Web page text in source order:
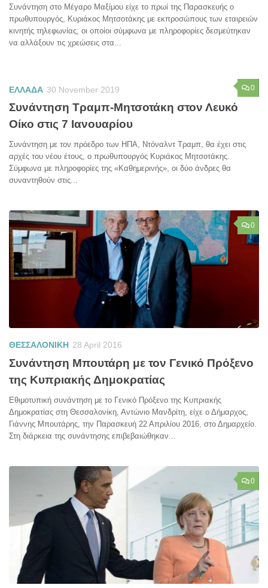
Συνάντηση στο Μέγαρο Μαξίμου είχε το πρωί της Παρασκευής ο
πρωθυπουργός, Κυριάκος Μητσοτάκης με εκπροσώπους των εταιρειών
κινητής τηλεφωνίας, οι οποίοι σύμφωνα με πληροφορίες δεσμεύτηκαν
να αλλάξουν τις χρεώσεις στα...
0
ΕΛΛΑΔΑ 30 November 2019
Συνάντηση Τραμπ-Μητσοτάκη στον Λευκό
Οίκο στις 7 Ιανουαρίου
Συνάντηση με τον πρόεδρο των ΗΠΑ, Ντόναλντ Τραμπ, θα έχει στις
αρχές του νέου έτους, ο πρωθυπουργός Κυριάκος Μητσοτάκης.
Σύμφωνα με πληροφορίες της «Καθημερινής», οι δύο άνδρες θα
συναντηθούν στις...
0
ΘΕΣΣΑΛΟΝΙΚΗ 28 April 2016
Συνάντηση Μπουτάρη με τον Γενικό Πρόξενο
της Κυπριακής Δημοκρατίας
Εθιμοτυπική συνάντηση με το Γενικό Πρόξενο της Κυπριακής
Δημοκρατίας στη Θεσσαλονίκη, Αντώνιο Μανδρίτη, είχε ο Δήμαρχος,
Γιάννης Μπουτάρης, την Παρασκευή 22 Απριλίου 2016, στο Δημαρχείο.
Στη διάρκεια της συνάντησης επιβεβαιώθηκαν...
0